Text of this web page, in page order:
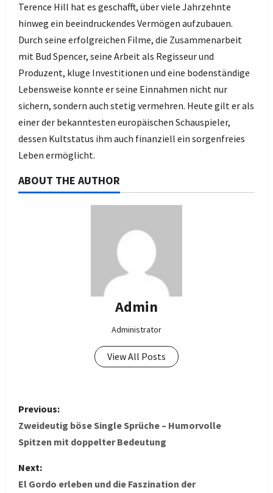
Terence Hill hat es geschafft, über viele Jahrzehnte
hinweg ein beeindruckendes Vermögen aufzubauen.
Durch seine erfolgreichen Filme, die Zusammenarbeit
mit Bud Spencer, seine Arbeit als Regisseur und
Produzent, kluge Investitionen und eine bodenständige
Lebensweise konnte er seine Einnahmen nicht nur
sichern, sondern auch stetig vermehren. Heute gilt er als
einer der bekanntesten europäischen Schauspieler,
dessen Kultstatus ihm auch finanziell ein sorgenfreies
Leben ermöglicht.
ABOUT THE AUTHOR
Admin
Administrator
View All Posts
P
o
s
t
Previous:
Zweideutig böse Single Sprüche – Humorvolle
Spitzen mit doppelter Bedeutung
Next:
El Gordo erleben und die Faszination der